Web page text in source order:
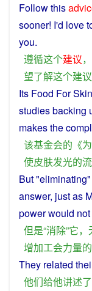
Followthis
sooner! I'd love
you.
遵循这个建议，
望了解这个建议
Its Food ForSkin
studiesbacking
makesthe
该基金会的 《为
使皮肤发光的
But"eliminating"
answer, justas
powerwould not
但是“消除”它，
增加工会力量的
They related
他们给他讲述了